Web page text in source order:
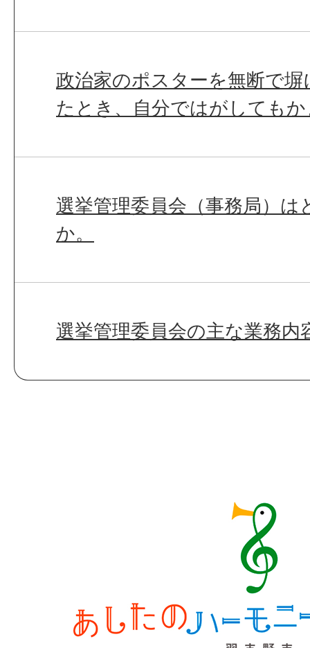
政治家のポスターを無断で
たとき、自分ではがしても
選挙管理委員会（事務局）は
か。
選挙管理委員会の主な業務内